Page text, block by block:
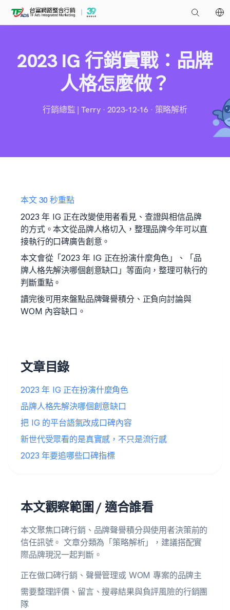
2023 IG 行銷實戰：品牌
人格怎麼做？
行銷總監 | Terry · 2023-12-16 · 策略解析
本文 30 秒重點
2023 年 IG 正在改變使用者看見、查證與相信品牌
的方式。本文從品牌人格切入，整理品牌今年可以直
接執行的口碑廣告創意。
本文會從「2023 年 IG 正在扮演什麼角色」、「品
牌人格先解決哪個創意缺口」等面向，整理可執行的
判斷重點。
讀完後可用來盤點品牌聲譽積分、正負向討論與
WOM 內容缺口。
文章目錄
2023 年 IG 正在扮演什麼角色
品牌人格先解決哪個創意缺口
把 IG 的平台語氣改成口碑內容
新世代受眾看的是真實感，不只是流行感
2023 年要追哪些口碑指標
本文觀察範圍 / 適合誰看
本文聚焦口碑行銷、品牌聲譽積分與使用者決策前的
信任訊號。 文章分類為「策略解析」，建議搭配實
際品牌現況一起判斷。
正在做口碑行銷、聲譽管理或 WOM 專案的品牌主
需要整理評價、留言、搜尋結果與負評風險的行銷團
隊